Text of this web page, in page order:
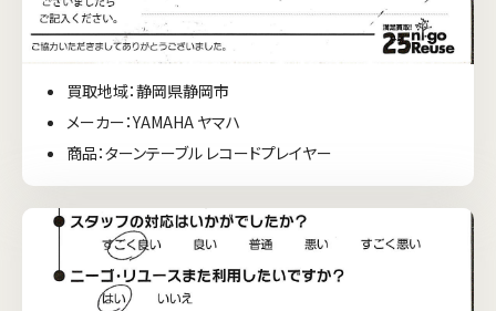
買取地域：静岡県静岡市
メーカー：YAMAHA ヤマハ
商品：ターンテーブル レコードプレイヤー